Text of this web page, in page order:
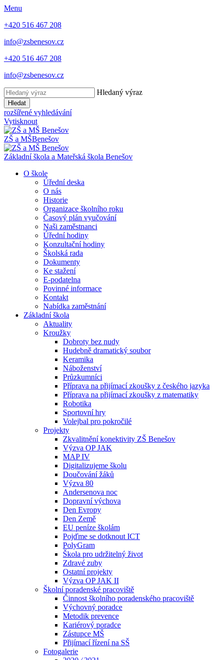
Menu
+420 516 467 208
info@zsbenesov.cz
+420 516 467 208
info@zsbenesov.cz
Hledaný výraz
Hledat
rozšířené vyhledávání
Vytisknout
ZŠ a MŠBenešov
Základní škola a Mateřská škola Benešov
O škole
Úřední deska
O nás
Historie
Organizace školního roku
Časový plán vyučování
Naši zaměstnanci
Úřední hodiny
Konzultační hodiny
Školská rada
Dokumenty
Ke stažení
E-podatelna
Povinné informace
Kontakt
Nabídka zaměstnání
Základní škola
Aktuality
Kroužky
Dobroty bez nudy
Hudebně dramatický soubor
Keramika
Náboženství
Průzkumníci
Příprava na přijímací zkoušky z českého jazyka
Příprava na přijímací zkoušky z matematiky
Robotika
Sportovní hry
Volejbal pro pokročilé
Projekty
Zkvalitnění konektivity ZŠ Benešov
Výzva OP JAK
MAP IV
Digitalizujeme školu
Doučování žáků
Výzva 80
Andersenova noc
Dopravní výchova
Den Evropy
Den Země
EU peníze školám
Pojďme se dotknout ICT
PolyGram
Škola pro udržitelný život
Zdravé zuby
Ostatní projekty
Výzva OP JAK II
Školní poradenské pracoviště
Činnost školního poradenského pracoviště
Výchovný poradce
Metodik prevence
Kariérový poradce
Zástupce MŠ
Přijímací řízení na SŠ
Fotogalerie